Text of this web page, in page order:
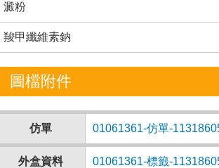
澱粉
羧甲纖維素鈉
圖檔附件
仿單 01061361-仿單-
外盒資料 01061361-標籤-